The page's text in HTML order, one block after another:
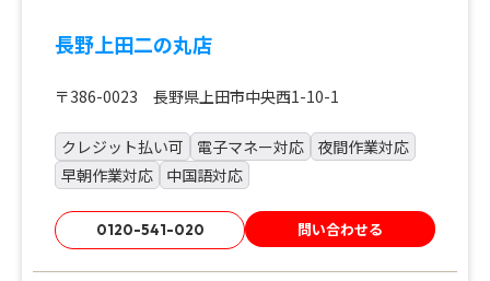
長野上田二の丸店
〒386-0023 長野県上田市中央西1-10-1
クレジット払い可 電子マネー対応
夜間作業対応
早朝作業対応
中国語対応
0120-541-020 問い合わせる